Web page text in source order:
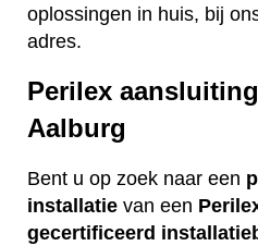
oplossingen in huis, bij
adres.
Perilex
Aalburg
Bent u op zoek naar een
installatie van een
gecertificeerd